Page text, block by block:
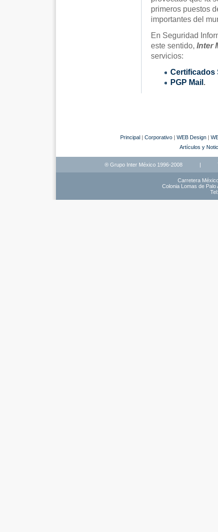
primeros puestos
importantes del
En Seguridad
este sentido, Inter
servicios:
Certificados
PGP Mail .
Principal| Corporativo| WEB Design|
Artículos y
® Grupo Inter México 1996-2008 |
Carretera
Colonia Lomas de Palo